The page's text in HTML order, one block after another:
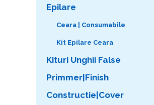
Epilare
Ceara | Consumabile
Kit Epilare Ceara
Kituri Unghii False
Primmer|Finish
Constructie|Cover